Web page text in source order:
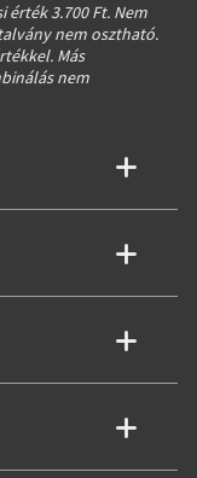
érték 3.700 Ft. Nem
nem osztható.
Más
nem